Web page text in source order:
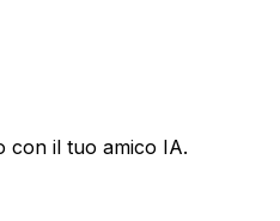
con il tuo amico IA.